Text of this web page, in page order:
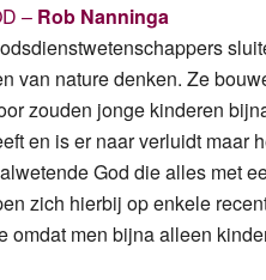
– Rob Nanninga
van nature denken. Ze
zouden jonge kinderen
en is er naar verluidt maar
God die alles met
zich hierbij op enkele
omdat men bijna alleen